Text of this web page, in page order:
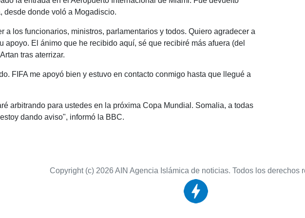
desde donde voló a Mogadiscio.
a los funcionarios, ministros, parlamentarios y todos. Quiero agradecer a
apoyo. El ánimo que he recibido aquí, sé que recibiré más afuera (del
tras aterrizar.
FIFA me apoyó bien y estuvo en contacto conmigo hasta que llegué a
arbitrando para ustedes en la próxima Copa Mundial. Somalia, a todas
dando aviso", informó la BBC.
Copyright (c) 2026 AIN Agencia Islámica de noticias. Todos los derechos